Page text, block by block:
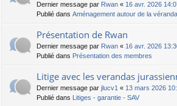
Dernier message par Rwan « 16 avr. 2026
Publié dans Aménagement autour de la véranda
Présentation de Rwan
Dernier message par Rwan « 16 avr. 2026
Publié dans Présentation des membres
Litige avec les verandas
Dernier message par jlucv1 « 13 mars 2026
Publié dans
Litiges - garantie - SAV